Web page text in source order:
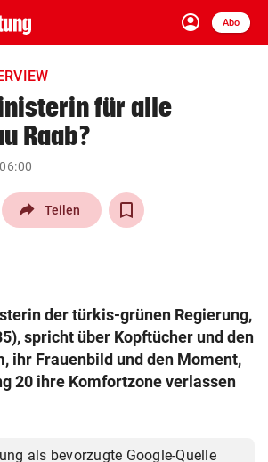
account_circle
Anmelden
Abo
close Schließen
arrow_right
für alle
Raab?
Teilen
der türkis-grünen Regierung,
spricht über Kopftücher und den
ihr Frauenbild und den Moment,
20 ihre Komfortzone verlassen
als bevorzugte Google-Quelle